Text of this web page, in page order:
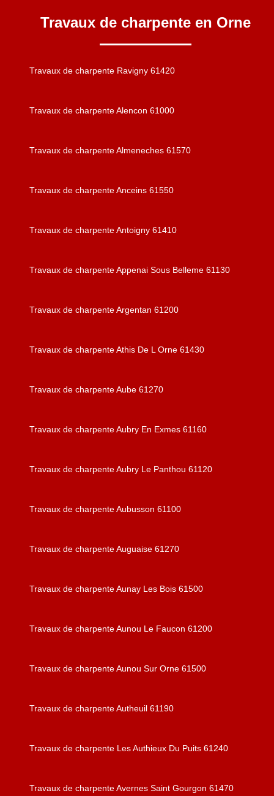
Travaux de charpente en Orne
Travaux de charpente Ravigny 61420
Travaux de charpente Alencon 61000
Travaux de charpente Almeneches 61570
Travaux de charpente Anceins 61550
Travaux de charpente Antoigny 61410
Travaux de charpente Appenai Sous Belleme 61130
Travaux de charpente Argentan 61200
Travaux de charpente Athis De L Orne 61430
Travaux de charpente Aube 61270
Travaux de charpente Aubry En Exmes 61160
Travaux de charpente Aubry Le Panthou 61120
Travaux de charpente Aubusson 61100
Travaux de charpente Auguaise 61270
Travaux de charpente Aunay Les Bois 61500
Travaux de charpente Aunou Le Faucon 61200
Travaux de charpente Aunou Sur Orne 61500
Travaux de charpente Autheuil 61190
Travaux de charpente Les Authieux Du Puits 61240
Travaux de charpente Avernes Saint Gourgon 61470